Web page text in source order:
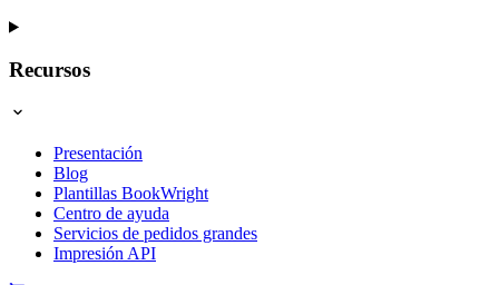
Recursos
Presentación
Blog
Plantillas BookWright
Centro de ayuda
Servicios de pedidos grandes
Impresión API